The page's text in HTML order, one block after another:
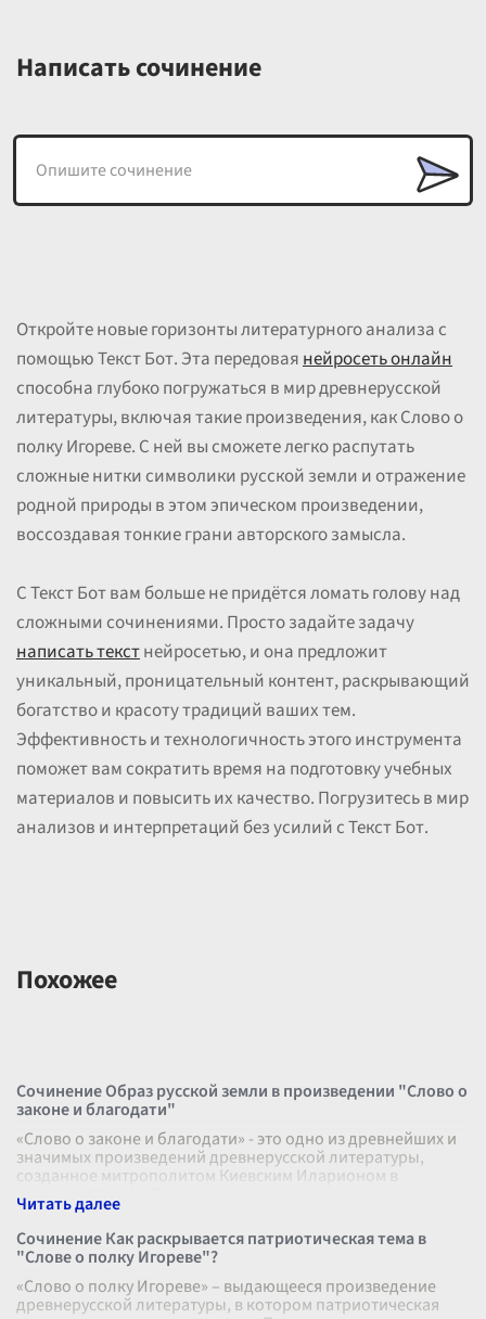
Написать сочинение
Откройте новые горизонты литературного анализа с
помощью Текст Бот. Эта передоваянейросеть онлайн
способна глубоко погружаться в мир древнерусской
литературы, включая такие произведения, как Слово о
полку Игореве. С ней вы сможете легко распутать
сложные нитки символики русской земли и отражение
родной природы в этом эпическом произведении,
воссоздавая тонкие грани авторского замысла.
С Текст Бот вам больше не придётся ломать голову над
сложными сочинениями. Просто задайте задачу
написать текстнейросетью, и она предложит
уникальный, проницательный контент, раскрывающий
богатство и красоту традиций ваших тем.
Эффективность и технологичность этого инструмента
поможет вам сократить время на подготовку учебных
материалов и повысить их качество. Погрузитесь в мир
анализов и интерпретаций без усилий с Текст Бот.
Похожее
Сочинение Образ русской земли в произведении "Слово о
законе и благодати"
«Слово о законе и благодати» - это одно из древнейших и
значимых произведений древнерусской литературы,
созданное митрополитом Киевским Иларионом в
середине XI века. Произведение о
Сочинение Как раскрывается патриотическая тема в
"Слове о полку Игореве"?
«Слово о полку Игореве» – выдающееся произведение
древнерусской литературы, в котором патриотическая